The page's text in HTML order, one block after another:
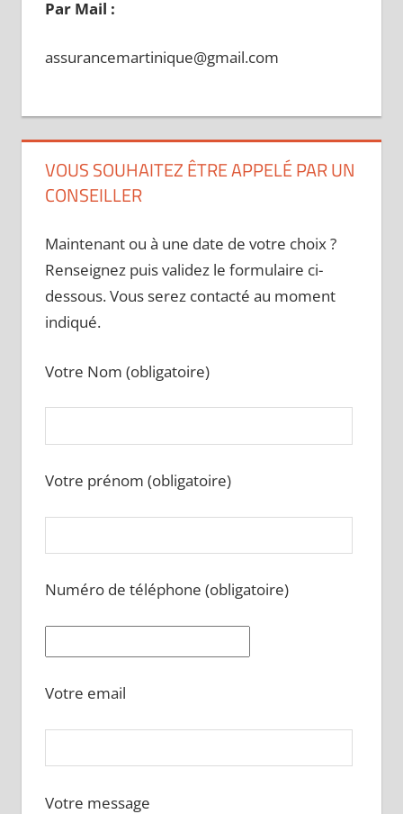
Par Mail :
assurancemartinique@gmail.com
VOUS SOUHAITEZ ÊTRE APPELÉ PAR UN
CONSEILLER
Maintenant ou à une date de votre choix ?
Renseignez puis validez le formulaire ci-
dessous. Vous serez contacté au moment
indiqué.
Votre Nom (obligatoire)
Votre prénom (obligatoire)
Numéro de téléphone (obligatoire)
Votre email
Votre message